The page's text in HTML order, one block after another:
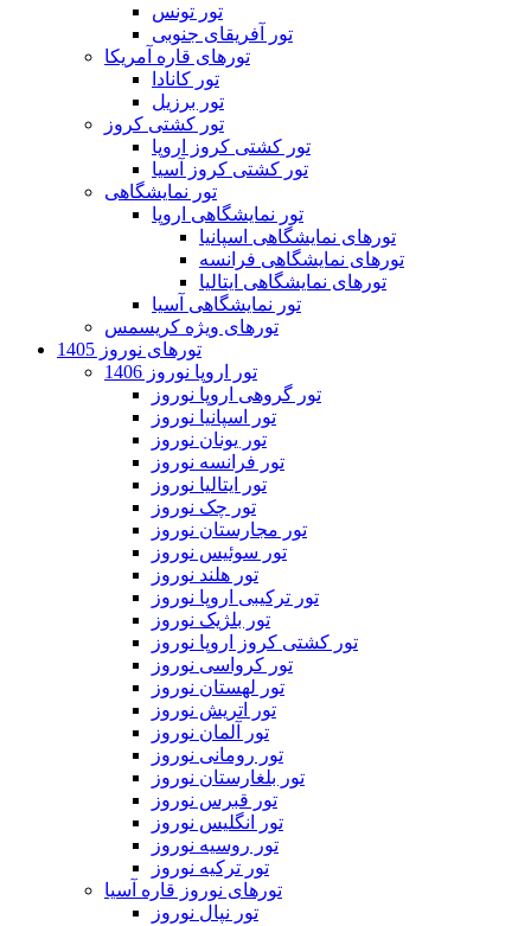
تور تونس
تور آفریقای جنوبی
تورهای قاره آمریکا
تور کانادا
تور برزیل
تور کشتی کروز
تور کشتی کروز اروپا
تور کشتی کروز آسیا
تور نمایشگاهی
تور نمایشگاهی اروپا
تورهای نمایشگاهی اسپانیا
تورهای نمایشگاهی فرانسه
تورهای نمایشگاهی ایتالیا
تور نمایشگاهی آسیا
تورهای ویژه کریسمس
تورهای نوروز 1405
تور اروپا نوروز 1406
تور گروهی اروپا نوروز
تور اسپانیا نوروز
تور یونان نوروز
تور فرانسه نوروز
تور ایتالیا نوروز
تور چک نوروز
تور مجارستان نوروز
تور سوئیس نوروز
تور هلند نوروز
تور ترکیبی اروپا نوروز
تور بلژیک نوروز
تور کشتی کروز اروپا نوروز
تور کرواسی نوروز
تور لهستان نوروز
تور اتریش نوروز
تور آلمان نوروز
تور رومانی نوروز
تور بلغارستان نوروز
تور قبرس نوروز
تور انگلیس نوروز
تور روسیه نوروز
تور ترکیه نوروز
تورهای نوروز قاره آسیا
تور نپال نوروز